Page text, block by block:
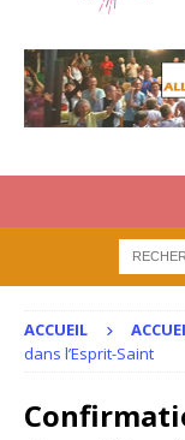
ACCUEIL
dans l’Esprit-Saint